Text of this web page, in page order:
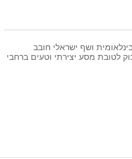
ושף ישראלי חובב
לטובת מסע יצירתי וטעים ברחבי